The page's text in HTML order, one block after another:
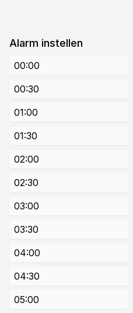
Alarm instellen
00:00
00:30
01:00
01:30
02:00
02:30
03:00
03:30
04:00
04:30
05:00